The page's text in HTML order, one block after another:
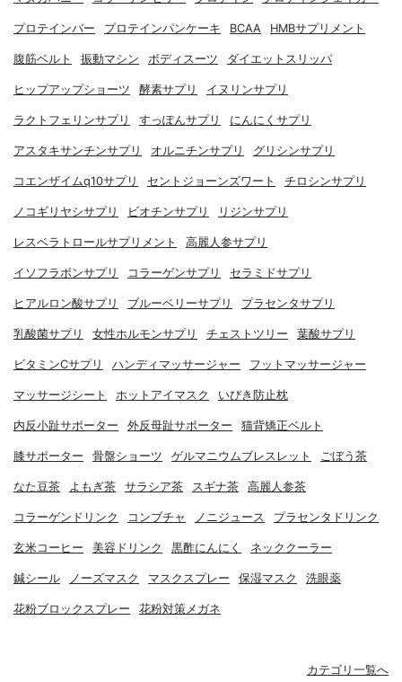
プロテインバー プロテインパンケーキ BCAA HMBサプリメント
腹筋ベルト 振動マシン ボディスーツ ダイエットスリッパ
ヒップアップショーツ 酵素サプリ イヌリンサプリ
ラクトフェリンサプリ すっぽんサプリ にんにくサプリ
アスタキサンチンサプリ オルニチンサプリ グリシンサプリ
コエンザイムq10サプリ セントジョーンズワート チロシンサプリ
ノコギリヤシサプリ ビオチンサプリ リジンサプリ
レスベラトロールサプリメント 高麗人参サプリ
イソフラボンサプリ コラーゲンサプリ セラミドサプリ
ヒアルロン酸サプリ ブルーベリーサプリ プラセンタサプリ
乳酸菌サプリ 女性ホルモンサプリ チェストツリー 葉酸サプリ
ビタミンCサプリ ハンディマッサージャー フットマッサージャー
マッサージシート ホットアイマスク いびき防止枕
内反小趾サポーター 外反母趾サポーター 猫背矯正ベルト
膝サポーター 骨盤ショーツ ゲルマニウムブレスレット ごぼう茶
なた豆茶 よもぎ茶 サラシア茶 スギナ茶 高麗人参茶
コラーゲンドリンク コンブチャ ノニジュース プラセンタドリンク
玄米コーヒー 美容ドリンク 黒酢にんにく ネッククーラー
鍼シール ノーズマスク マスクスプレー 保湿マスク 洗眼薬
花粉ブロックスプレー 花粉対策メガネ
カテゴリ一覧へ